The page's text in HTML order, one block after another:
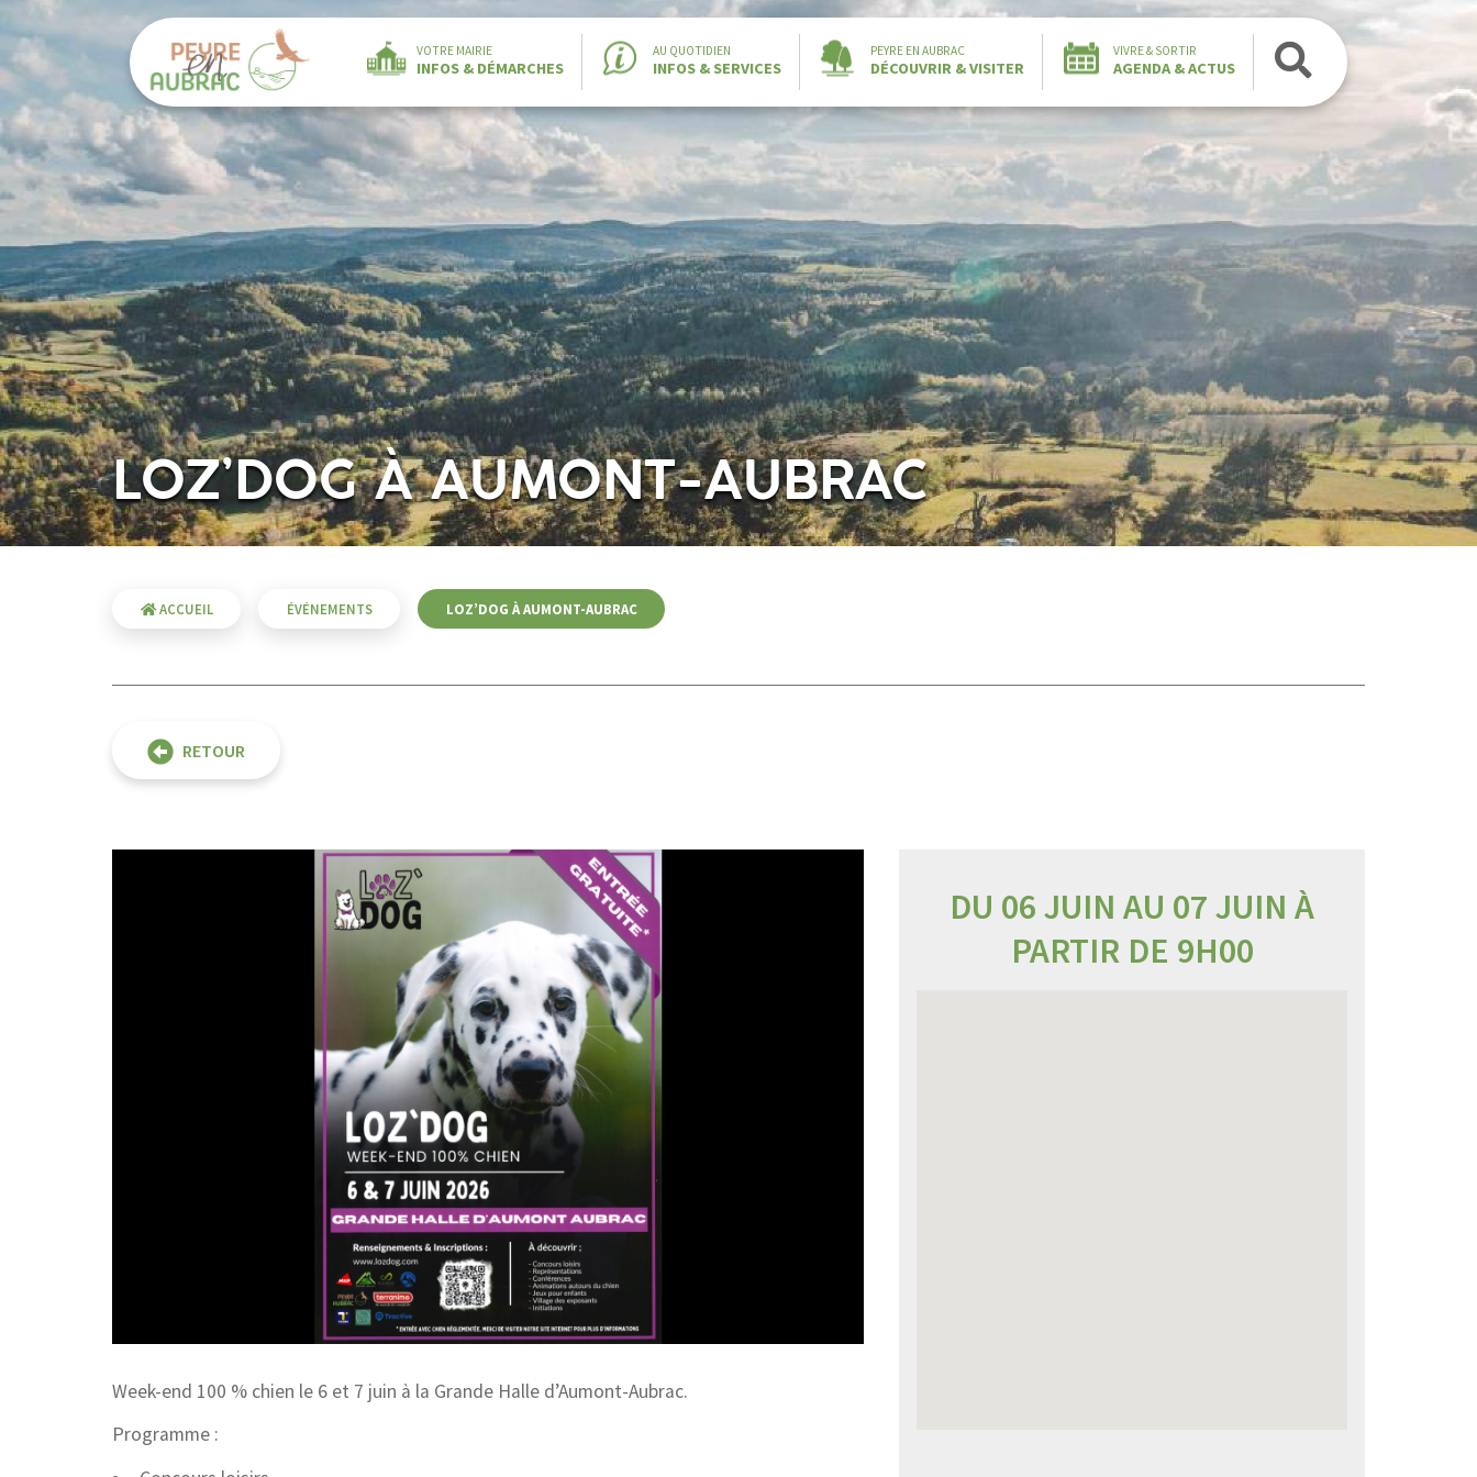
VOTRE MAIRIE
INFOS & DÉMARCHES
AU QUOTIDIEN
INFOS & SERVICES
PEYRE EN AUBRAC
DÉCOUVRIR & VISITER
VIVRE & SORTIR
AGENDA & ACTUS
LOZ’DOG À AUMONT-AUBRAC
ACCUEIL ÉVÉNEMENTS LOZ’DOG À AUMONT-AUBRAC
RETOUR
Week-end 100 % chien le 6 et 7 juin à la Grande Halle d’Aumont-Aubrac.
Programme :
DU 06 JUIN AU 07 JUIN À
PARTIR DE 9H00